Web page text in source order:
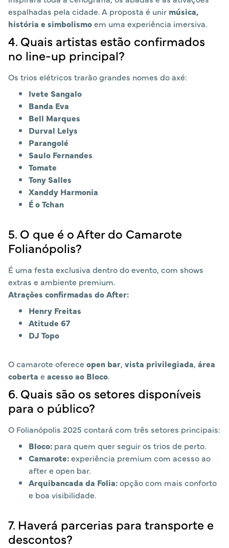
espalhadas pela cidade. A proposta é unir música,
história e simbolismoem uma experiência imersiva.
4. Quais artistas estão confirmados
no line-up principal?
Os trios elétricos trarão grandes nomes do axé:
Ivete Sangalo
Banda Eva
Bell Marques
Durval Lelys
Parangolé
Saulo Fernandes
Tomate
Tony Salles
Xanddy Harmonia
É o Tchan
5. O que é o After do Camarote
Folianópolis?
É uma festa exclusiva dentro do evento, com shows
extras e ambiente premium.
Atrações confirmadas do After:
Henry Freitas
Atitude 67
DJ Topo
O camarote oferece open bar, vista privilegiada, área
coberta e acesso ao Bloco.
6. Quais são os setores disponíveis
para o público?
O Folianópolis 2025 contará com três setores principais:
Bloco: para quem quer seguir os trios de perto.
Camarote:experiência premium com acesso ao
after e open bar.
Arquibancada da Folia:opção com mais conforto
e boa visibilidade.
7. Haverá parcerias para transporte e
descontos?